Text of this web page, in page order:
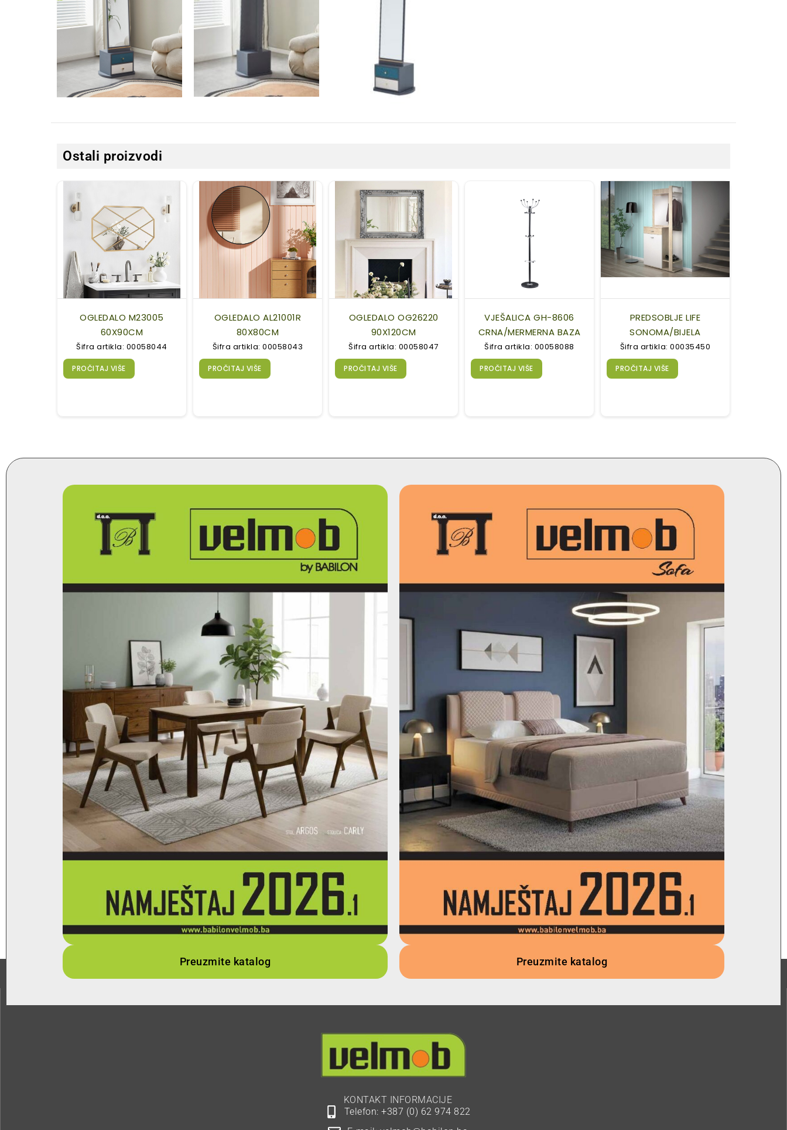
Ostali proizvodi
OGLEDALO M23005
60X90CM
Šifra artikla: 00058044
PROČITAJ VIŠE
OGLEDALO AL21001R
80X80CM
Šifra artikla: 00058043
PROČITAJ VIŠE
OGLEDALO OG26220
90X120CM
Šifra artikla: 00058047
PROČITAJ VIŠE
VJEŠALICA GH-8606
CRNA/MERMERNA BAZA
Šifra artikla: 00058088
PROČITAJ VIŠE
PREDSOBLJE LIFE
SONOMA/BIJELA
Šifra artikla: 00035450
PROČITAJ VIŠE
Preuzmite katalog Preuzmite katalog
KONTAKT INFORMACIJE
Telefon: +387 (0) 62 974 822